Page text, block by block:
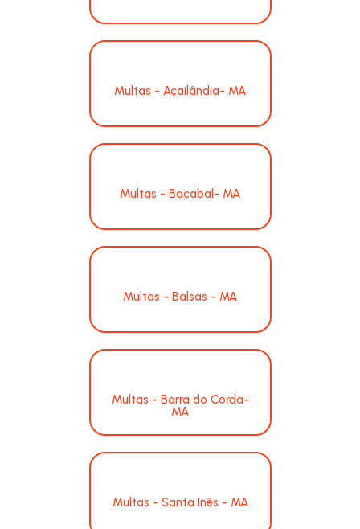
Multas - Açailândia- MA
Multas - Bacabal- MA
Multas - Balsas - MA
Multas - Barra do Corda-
MA
Multas - Santa Inês - MA